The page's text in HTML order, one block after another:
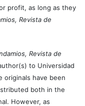
profit, as long as they
Revista de
Revista de
to Universidad
originals have been
both in the
However, as